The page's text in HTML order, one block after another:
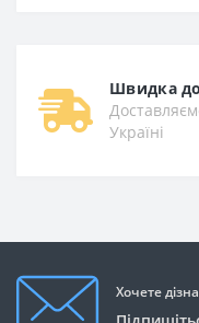
Швидка
Україні
Хочете